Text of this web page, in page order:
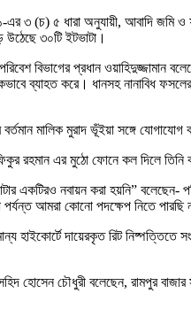
৩ (চ) ৫ ধারা অনুযায়ী, আবাদি জমি ও
উঠেছে ৩০টি ইটভাটা।
বিভাগের প্রধান ওয়াহিদুজ্জামান
ব্যাহত করে। ধানসহ নানাবিধ
বর্তমান মালিক মুরাদ ভূঁইয়া সঙ্গে
রহমান এর মুঠো ফোনে কল দিলে তিনি
একটিরও নবায়ন করা হয়নি”
পর্যন্ত আমরা কোনো পদক্ষেপ নিতে
হাইকোর্টে দায়েরকৃত রিট
হোসেন চৌধুরী বলেছেন, রামপুর